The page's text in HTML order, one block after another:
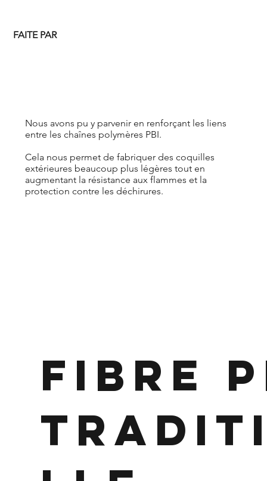
Nous avons pu y parvenir en renforçant les liens
entre les chaînes polymères PBI.
Cela nous permet de fabriquer des coquilles
extérieures beaucoup plus légères tout en
augmentant la résistance aux flammes et la
protection contre les déchirures.
FAITE PAR
Fibre